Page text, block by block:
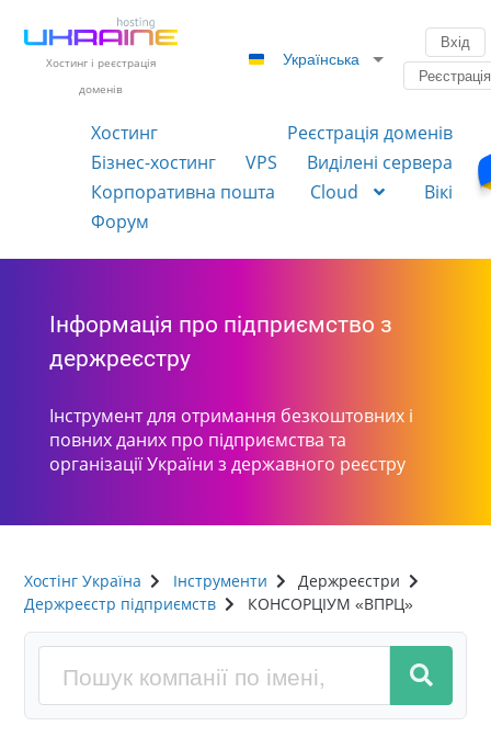
Хостинг і реєстрація
доменів
Українська
Вхід
Реєстрація
Хостинг
Реєстрація доменів
Бізнес-хостинг
VPS
Виділені сервера
Корпоративна пошта
Cloud
Вікі
Форум
Інформація про підприємство з
держреєстру
Інструмент для отримання безкоштовних і
повних даних про підприємства та
організації України з державного реєстру
Хостінг Україна Інструменти
Держреєстри
Держреєстр підприємств
КОНСОРЦІУМ «ВПРЦ»